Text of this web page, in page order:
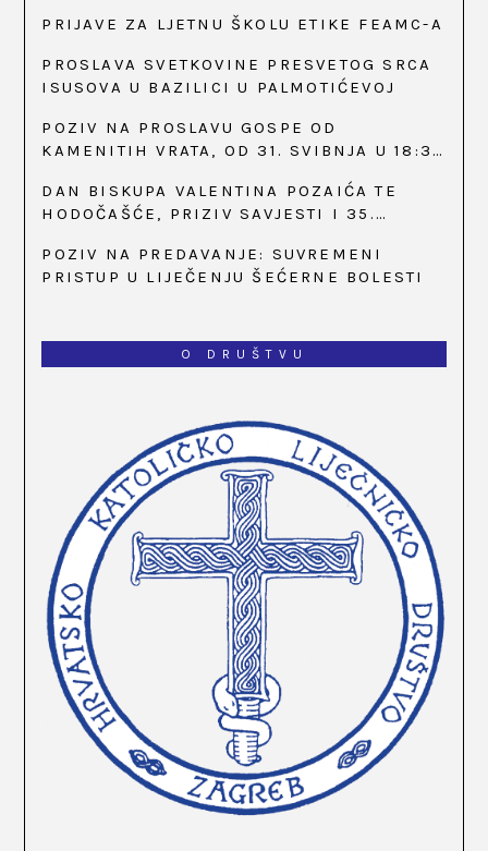
PRIJAVE ZA LJETNU ŠKOLU ETIKE FEAMC-A
PROSLAVA SVETKOVINE PRESVETOG SRCA
ISUSOVA U BAZILICI U PALMOTIĆEVOJ
POZIV NA PROSLAVU GOSPE OD
KAMENITIH VRATA, OD 31. SVIBNJA U 18:30
DAN BISKUPA VALENTINA POZAIĆA TE
HODOČAŠĆE, PRIZIV SAVJESTI I 35.
BISTRICI, OD 15. DO 17. SVIBNJA
POZIV NA PREDAVANJE: SUVREMENI
PRISTUP U LIJEČENJU ŠEĆERNE BOLESTI
O DRUŠTVU